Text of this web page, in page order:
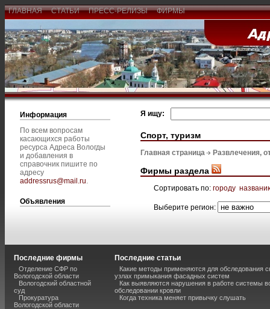
ГЛАВНАЯ СТАТЬИ ПРЕСС-РЕЛИЗЫ ФИРМЫ
Информация
По всем вопросам
касающихся работы
ресурса Адреса Вологды
и добавления в
справочник пишите по
адресу
addressrus@mail.ru.
Объявления
Я ищу:
Спорт, туризм
Главная страница Развлечения,
Фирмы раздела
Сортировать по: городу
Выберите регион:
Последние фирмы
Отделение СФР по
Вологодской области
Вологодский областной
суд
Прокуратура
Вологодской области
Последние статьи
Какие методы применяются для обследования
узлах примыкания фасадных систем
Как выявляются нарушения в работе системы
обследовании кровли
Когда техника меняет привычку слушать